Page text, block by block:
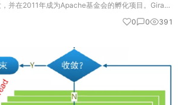
并在2011年成为Apache基金会的孵化项目。Giraph
，它提供了一种以图…
0 0 391